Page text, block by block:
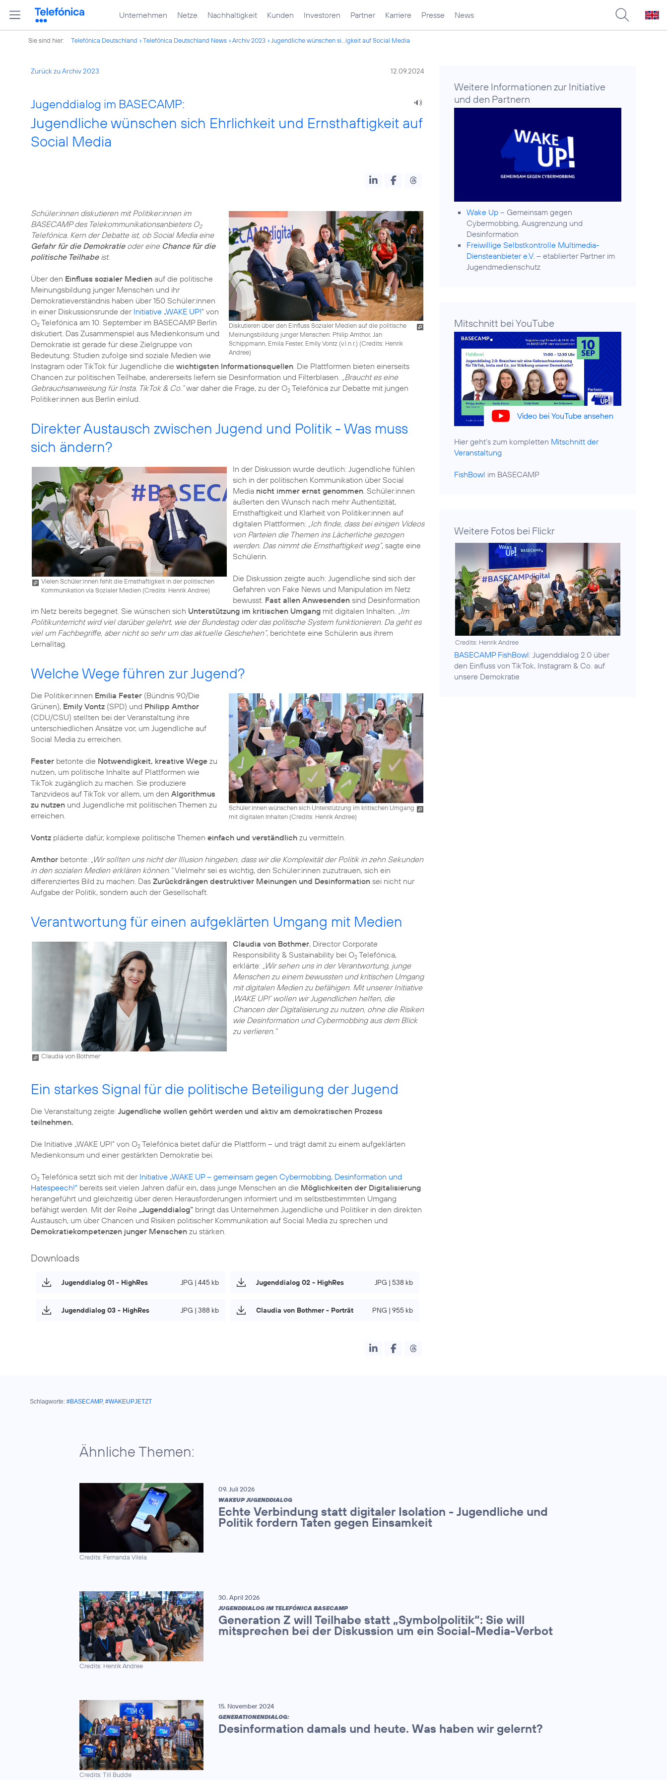
Unternehmen Netze Nachhaltigkeit Kunden Investoren Partner Karriere Presse News
Sie sind hier: Telefónica Deutschland Telefónica Deutschland News Archiv 2023 Jugendliche wünschen si...igkeit auf Social Media
Zurück zu Archiv 2023 12.09.2024
Jugenddialog im BASECAMP:
Jugendliche wünschen sich Ehrlichkeit und Ernsthaftigkeit auf
Social Media
Diskutieren über den Einfluss Sozialer Medien auf die politische
Meinungsbildung junger Menschen: Philip Amthor, Jan
Schippmann, Emila Fester, Emily Vontz (v.l.n.r.) (Credits: Henrik
Andree)
Schüler:innen diskutieren mit Politiker:innen im
BASECAMP des Telekommunikationsanbieters O2
Telefónica. Kern der Debatte ist, ob Social Media eine
Gefahr für die Demokratieoder eine Chance für die
politische Teilhabeist.
Über den Einfluss sozialer Medien auf die politische
Meinungsbildung junger Menschen und ihr
Demokratieverständnis haben über 150 Schüler:innen
in einer Diskussionsrunde der Initiative „WAKE UP!“ von
O2 Telefónica am 10. September im BASECAMP Berlin
diskutiert. Das Zusammenspiel aus Medienkonsum und
Demokratie ist gerade für diese Zielgruppe von
Bedeutung: Studien zufolge sind soziale Medien wie
Instagram oder TikTok für Jugendliche die wichtigsten Informationsquellen. Die Plattformen bieten einerseits
Chancen zur politischen Teilhabe, andererseits liefern sie Desinformation und Filterblasen. „Braucht es eine
Gebrauchsanweisung für Insta. TikTok & Co.“war daher die Frage, zu der O2 Telefónica zur Debatte mit jungen
Politiker:innen aus Berlin einlud.
Direkter Austausch zwischen Jugend und Politik - Was muss
sich ändern?
Vielen Schüler:innen fehlt die Ernsthaftigkeit in der politischen
Kommunikation via Sozialer Medien (Credits: Henrik Andree)
In der Diskussion wurde deutlich: Jugendliche fühlen
sich in der politischen Kommunikation über Social
Media nicht immer ernst genommen. Schüler:innen
äußerten den Wunsch nach mehr Authentizität,
Ernsthaftigkeit und Klarheit von Politiker:innen auf
digitalen Plattformen: „Ich finde, dass bei einigen Videos
von Parteien die Themen ins Lächerliche gezogen
werden. Das nimmt die Ernsthaftigkeit weg“, sagte eine
Schülerin.
Die Diskussion zeigte auch: Jugendliche sind sich der
Gefahren von Fake News und Manipulation im Netz
bewusst. Fast allen Anwesendensind Desinformation
im Netz bereits begegnet. Sie wünschen sich Unterstützung im kritischen Umgang mit digitalen Inhalten. „Im
Politikunterricht wird viel darüber gelehrt, wie der Bundestag oder das politische System funktionieren. Da geht es
viel um Fachbegriffe, aber nicht so sehr um das aktuelle Geschehen“, berichtete eine Schülerin aus ihrem
Lernalltag.
Welche Wege führen zur Jugend?
Schüler:innen wünschen sich Unterstützung im kritischen Umgang
mit digitalen Inhalten (Credits: Henrik Andree)
Die Politiker:innen Emilia Fester (Bündnis 90/Die
Grünen), Emily Vontz (SPD) und Philipp Amthor
(CDU/CSU) stellten bei der Veranstaltung ihre
unterschiedlichen Ansätze vor, um Jugendliche auf
Social Media zu erreichen.
Fester betonte die Notwendigkeit, kreative Wege zu
nutzen, um politische Inhalte auf Plattformen wie
TikTok zugänglich zu machen. Sie produziere
Tanzvideos auf TikTok vor allem, um den Algorithmus
zu nutzen und Jugendliche mit politischen Themen zu
erreichen.
Vontz plädierte dafür, komplexe politische Themen einfach und verständlich zu vermitteln.
Amthor betonte: „Wir sollten uns nicht der Illusion hingeben, dass wir die Komplexität der Politik in zehn Sekunden
in den sozialen Medien erklären können.“Vielmehr sei es wichtig, den Schüler:innen zuzutrauen, sich ein
differenziertes Bild zu machen. Das Zurückdrängen destruktiver Meinungen und Desinformation sei nicht nur
Aufgabe der Politik, sondern auch der Gesellschaft.
Verantwortung für einen aufgeklärten Umgang mit Medien
Claudia von Bothmer
Claudia von Bothmer, Director Corporate
Responsibility & Sustainability bei O2Telefónica,
erklärte: „Wir sehen uns in der Verantwortung, junge
Menschen zu einem bewussten und kritischen Umgang
mit digitalen Medien zu befähigen. Mit unserer Initiative
‚WAKE UP!‘ wollen wir Jugendlichen helfen, die
Chancen der Digitalisierung zu nutzen, ohne die Risiken
wie Desinformation und Cybermobbing aus dem Blick
zu verlieren.“
Ein starkes Signal für die politische Beteiligung der Jugend
Die Veranstaltung zeigte: Jugendliche wollen gehört werden und aktiv am demokratischen Prozess
teilnehmen.
Die Initiative „WAKE UP!“ von O2 Telefónica bietet dafür die Plattform – und trägt damit zu einem aufgeklärten
Medienkonsum und einer gestärkten Demokratie bei.
O2 Telefónica setzt sich mit der Initiative „WAKE UP – gemeinsam gegen Cybermobbing, Desinformation und
Hatespeech!“ bereits seit vielen Jahren dafür ein, dass junge Menschen an die Möglichkeiten der Digitalisierung
herangeführt und gleichzeitig über deren Herausforderungen informiert und im selbstbestimmten Umgang
befähigt werden. Mit der Reihe „Jugenddialog“ bringt das Unternehmen Jugendliche und Politiker in den direkten
Austausch, um über Chancen und Risiken politischer Kommunikation auf Social Media zu sprechen und
Demokratiekompetenzen junger Menschen zu stärken.
Downloads
Jugenddialog 01 - HighRes JPG | 445 kb Jugenddialog 02 - HighRes JPG | 538 kb
Jugenddialog 03 - HighRes JPG | 388 kb Claudia von Bothmer - Porträt PNG | 955 kb
Weitere Informationen zur Initiative
und den Partnern
Wake Up – Gemeinsam gegen
Cybermobbing, Ausgrenzung und
Desinformation
Freiwillige Selbstkontrolle Multimedia-
Diensteanbieter e.V. – etablierter Partner im
Jugendmedienschutz
Mitschnitt bei YouTube
Video bei YouTube ansehen
Hier geht’s zum kompletten Mitschnitt der
Veranstaltung
FishBowl im BASECAMP
Weitere Fotos bei Flickr
Credits: Henrik Andree
BASECAMP FishBowl: Jugenddialog 2.0 über
den Einfluss von TikTok, Instagram & Co. auf
unsere Demokratie
Schlagworte: #BASECAMP, #WAKEUPJETZT
Ähnliche Themen:
Credits: Fernanda Vilela
09. Juli 2026
WAKEUP JUGENDDIALOG
Echte Verbindung statt digitaler Isolation - Jugendliche und
Politik fordern Taten gegen Einsamkeit
Credits: Henrik Andree
30. April 2026
JUGENDDIALOG IM TELEFÓNICA BASECAMP
Generation Z will Teilhabe statt „Symbolpolitik“: Sie will
mitsprechen bei der Diskussion um ein Social-Media-Verbot
Credits: Till Budde
15. November 2024
GENERATIONENDIALOG:
Desinformation damals und heute. Was haben wir gelernt?